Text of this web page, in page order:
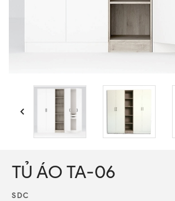
TỦ ÁO TA-06
SDC